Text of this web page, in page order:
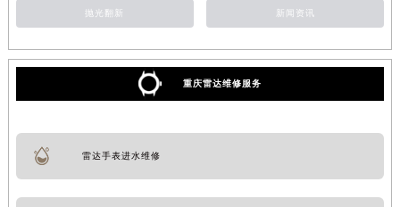
抛光翻新 新闻资讯
重庆雷达维修服务
雷达手表进水维修